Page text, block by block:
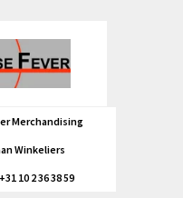
Merchandising
Winkeliers
10 2 36 38 59